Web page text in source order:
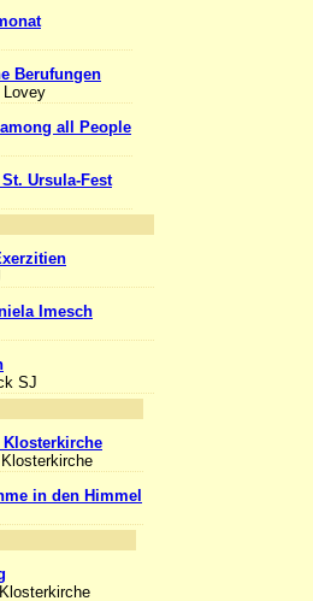
Berufungen
all People
Ursula-Fest
Imesch
SJ
Klosterkirche
in den Himmel